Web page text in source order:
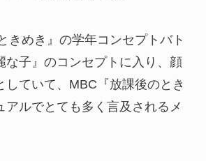
きめき』の学年コンセプトバト
な子』のコンセプトに入り、顔
していて、MBC『放課後のとき
アルでとても多く言及されるメ